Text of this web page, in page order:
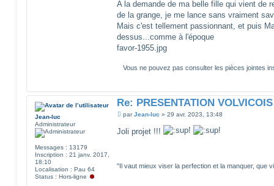
A la demande de ma belle fille qui vient de
de la grange, je me lance sans vraiment
Mais c'est tellement passionnant, et puis
dessus...comme à l'époque
favor-1955.jpg
Vous ne pouvez pas consulter les pièces jointes
Jean-luc
Administrateur
Messages : 13179
Inscription : 21 janv. 2017,
18:10
Localisation : Pau 64
Status : Hors-ligne
Re: PRESENTATION VOLVICOIS
M
s
parJean-luc »29 avr. 2023, 13:48
Joli projet !!!
"Il vaut mieux viser la perfection et la manquer, que